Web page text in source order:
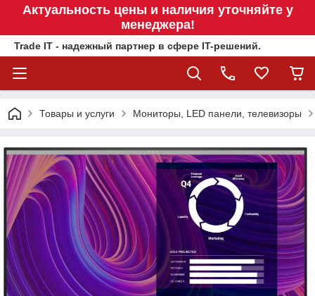
Актуальность цены и наличия уточняйте у
менеджера!
Trade IT - надежный партнер в сфере IT-решений.
Товары и услуги Мониторы, LED панели, телевизоры